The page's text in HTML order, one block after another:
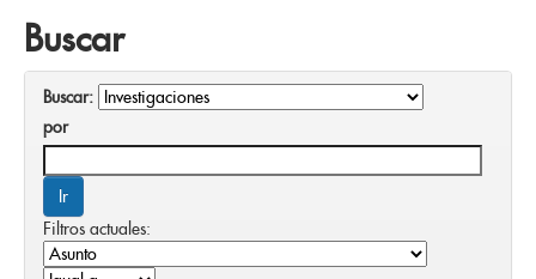
Buscar
Buscar:
por
Filtros actuales: